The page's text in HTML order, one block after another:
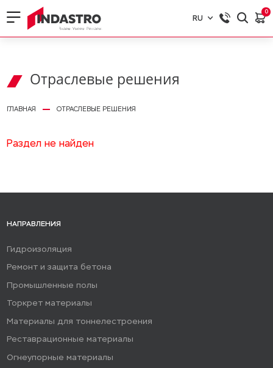
RU
RU
0
Отраслевые решения
ГЛАВНАЯ ОТРАСЛЕВЫЕ РЕШЕНИЯ
Раздел не найден
НАПРАВЛЕНИЯ
Гидроизоляция
Ремонт и защита бетона
Промышленные полы
Торкрет материалы
Материалы для тоннелестроения
Реставрационные материалы
Огнеупорные материалы